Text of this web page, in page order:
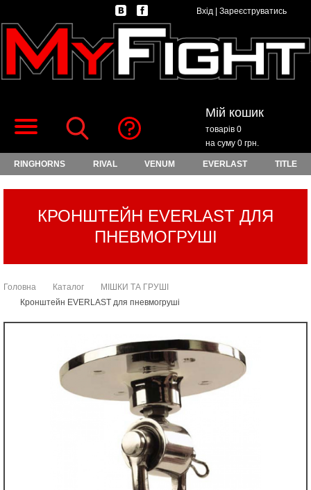
Вхід Зареєструватись
Мій кошик
товарів 0
на суму 0 грн.
RINGHORNS RIVAL VENUM EVERLAST TITLE
КРОНШТЕЙН EVERLAST ДЛЯ
ПНЕВМОГРУШІ
Головна Каталог
МІШКИ ТА ГРУШІ
Кронштейн EVERLAST для пневмогруші